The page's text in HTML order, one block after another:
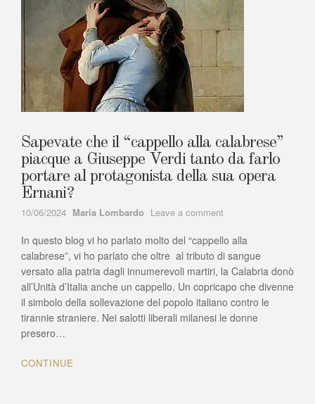
Sapevate che il “cappello alla calabrese”
piacque a Giuseppe Verdi tanto da farlo
portare al protagonista della sua opera
Ernani?
10/06/2024 Author
Maria Lombardo Leave a comment
che
il
“cappello
alla
calabrese”
piacque
a
In questo blog vi ho parlato molto del “cappello alla
calabrese”, vi ho parlato che oltre al tributo di sangue
versato alla patria dagli innumerevoli martiri, la Calabria donò
all’Unità d’Italia anche un cappello. Un copricapo che divenne
il simbolo della sollevazione del popolo italiano contro le
tirannie straniere. Nei salotti liberali milanesi le donne
presero…
CONTINUE